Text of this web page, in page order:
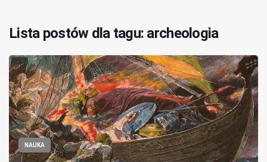
Lista postów dla tagu: archeologia
NAUKA